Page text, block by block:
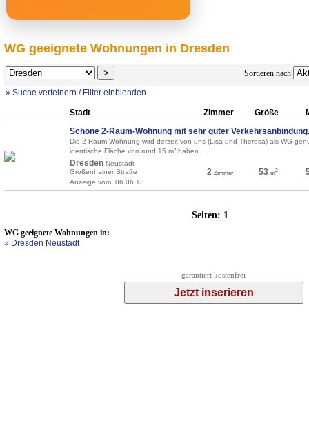
WG geeignete Wohnungen in Dresden
Sortieren nach
» Suche verfeinern / Filter einblenden
Stadt Zimmer Größe
Schöne 2-Raum-Wohnung mit sehr guter
Die 2-Raum-Wohnung wird derzeit von uns (Lisa und Theresa) als WG
identische Fläche von rund 15 m² haben....
Dresden Neustadt
Großenhainer Straße
Anzeige vom: 06.06.13
2 Zimmer 53 m2
Seiten: 1
WG geeignete Wohnungen in:
» Dresden Neustadt
- garantiert kostenfrei -